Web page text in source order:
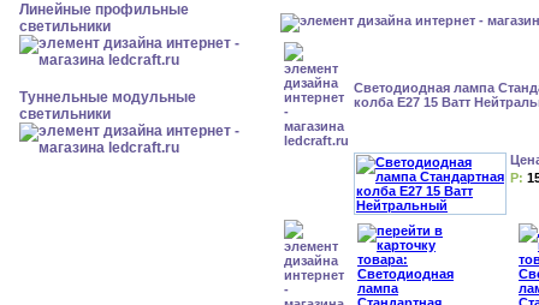
Линейные профильные
светильники
Туннельные модульные
светильники
Светодиодная лампа
колба Е27 15 Ватт
Р: